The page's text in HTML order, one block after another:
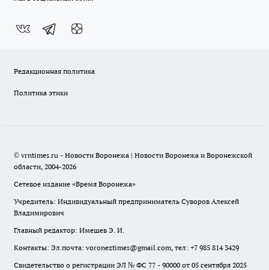
Редакционная политика
Политика этики
© vrntimes.ru - Новости Воронежа | Новости Воронежа и Воронежской
области, 2004-2026
Сетевое издание «Время Воронежа»
Учредитель: Индивидуальный предприниматель Суворов Алексей
Владимирович
Главный редактор: Имешев Э. И.
Контакты: Эл.почта: voroneztimes@gmail.com, тел: +7 985 814 3429
Свидетельство о регистрации ЭЛ № ФС 77 - 90000 от 05 сентября 2025